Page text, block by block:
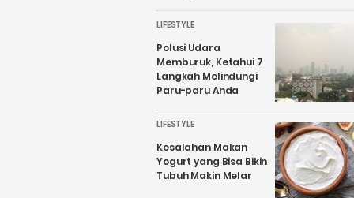
LIFESTYLE
Polusi Udara
Memburuk, Ketahui 7
Langkah Melindungi
Paru-paru Anda
LIFESTYLE
Kesalahan Makan
Yogurt yang Bisa Bikin
Tubuh Makin Melar